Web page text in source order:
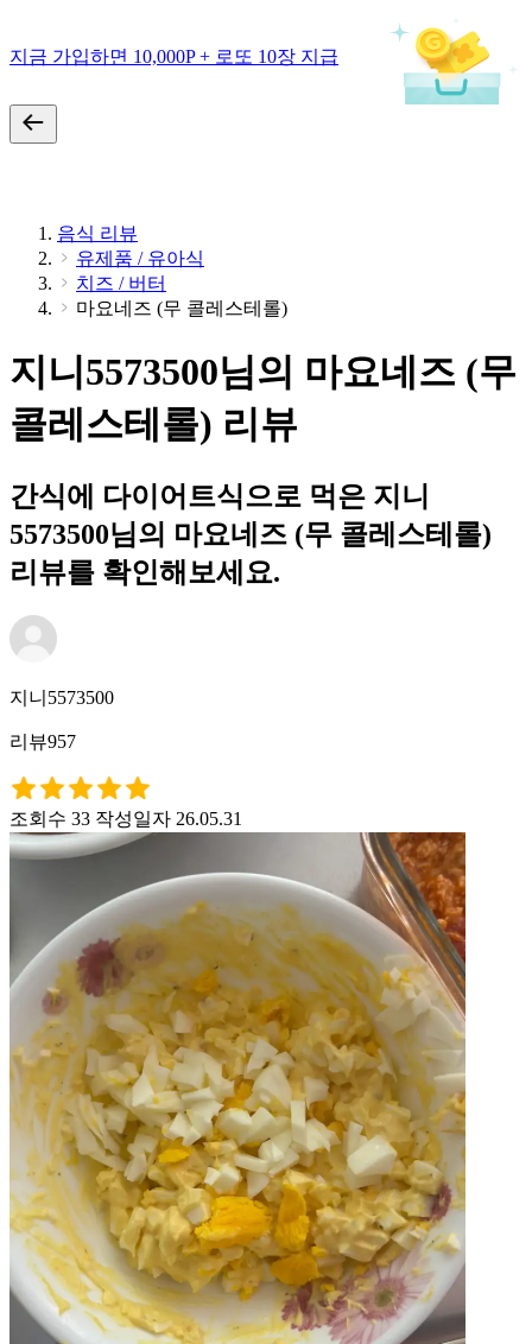
지금 가입하면 10,000P + 로또 10장 지급
음식 리뷰
유제품 / 유아식
치즈 / 버터
마요네즈 (무 콜레스테롤)
지니5573500님의 마요네즈 (무
콜레스테롤) 리뷰
간식에 다이어트식으로 먹은 지니
5573500님의 마요네즈 (무 콜레스테롤)
리뷰를 확인해보세요.
지니5573500
리뷰957
조회수 33 작성일자 26.05.31